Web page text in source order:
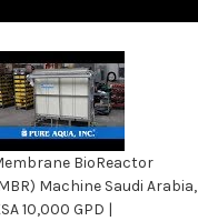
BioReactor
Machine Saudi Arabia,
10,000 GPD |